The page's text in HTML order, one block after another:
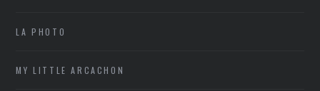
LA PHOTO
MY LITTLE ARCACHON